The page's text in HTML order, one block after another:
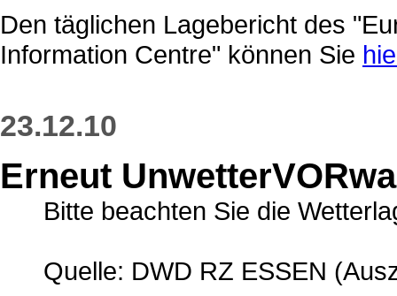
Den täglichen Lagebericht des
Information Centre" können Sie
23.12.10
Erneut
Bitte beachten Sie die
Quelle: DWD RZ ESSEN